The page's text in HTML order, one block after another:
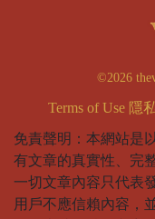
©2026
Terms of Use 隱
免責聲明：本網站是
有文章的真實性、完
一切文章內容只代表
用戶不應信賴內容，